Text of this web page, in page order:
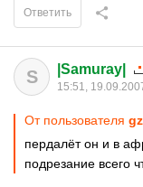
Ответить
S |Samuray|
15:51,
От пользователя
пердалёт он и в
подрезание всего